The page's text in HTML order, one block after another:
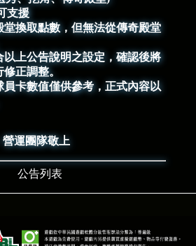
支援
堂換取點數，但無法從傳奇殿堂
以上公告說明之設定，確認後將
正調整。
員卡數值僅供參考，正式內容以
營運團隊敬上
公告列表